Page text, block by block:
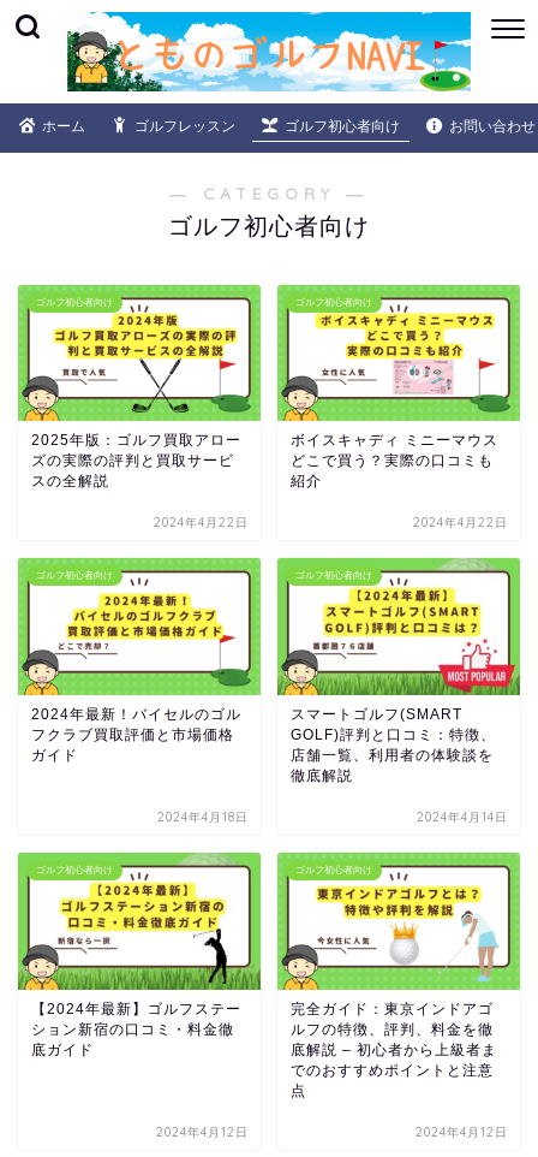
ホーム ゴルフレッスン ゴルフ初心者向け お問い合わせ
― CATEGORY ―
ゴルフ初心者向け
ゴルフ初心者向け
2025年版：ゴルフ買取アロー
ズの実際の評判と買取サービ
スの全解説
2024年4月22日
ゴルフ初心者向け
ボイスキャディ ミニーマウス
どこで買う？実際の口コミも
紹介
2024年4月22日
ゴルフ初心者向け
2024年最新！バイセルのゴル
フクラブ買取評価と市場価格
ガイド
2024年4月18日
ゴルフ初心者向け
スマートゴルフ(SMART
GOLF)評判と口コミ：特徴、
店舗一覧、利用者の体験談を
徹底解説
2024年4月14日
ゴルフ初心者向け
【2024年最新】ゴルフステー
ション新宿の口コミ・料金徹
底ガイド
2024年4月12日
ゴルフ初心者向け
完全ガイド：東京インドアゴ
ルフの特徴、評判、料金を徹
底解説 – 初心者から上級者ま
でのおすすめポイントと注意
点
2024年4月12日